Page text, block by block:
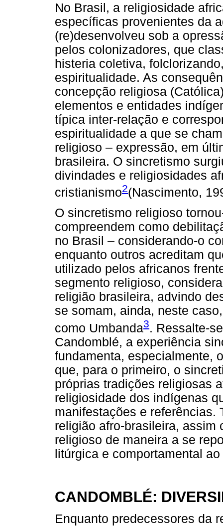
No Brasil, a religiosidade
específicas provenientes da
(re)desenvolveu sob a
pelos colonizadores, que
histeria coletiva,
espiritualidade. As
concepção religiosa
elementos e entidades
típica inter-relação e
espiritualidade a que se
religioso – expressão, em
brasileira. O sincretismo
divindades e religiosidades
cristianismo2(Nascimento,
O sincretismo religioso
compreendem como
no Brasil – considerando-o
enquanto outros acreditam
utilizado pelos africanos
segmento religioso,
religião brasileira, advindo
se somam, ainda, neste
como Umbanda3. Ressalte-
Candomblé, a experiência
fundamenta, especialmente,
que, para o primeiro, o
próprias tradições religiosas
religiosidade dos indígenas
manifestações e referências.
religião afro-brasileira, assim
religioso de maneira a se
litúrgica e comportamental
CANDOMBLÉ:
Enquanto predecessores da